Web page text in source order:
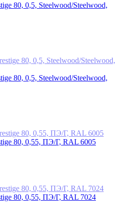
80, 0,5, Steelwood/Steelwood,
80, 0,5, Steelwood/Steelwood,
80, 0,55, ПЭ/Г, RAL 6005
80, 0,55, ПЭ/Г, RAL 7024